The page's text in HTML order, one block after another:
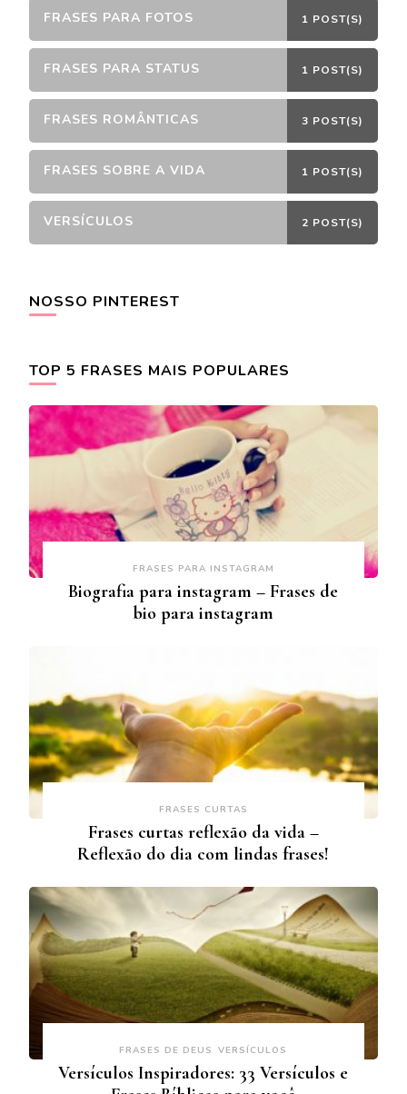
FRASES PARA FOTOS 1 POST(S)
FRASES PARA STATUS 1 POST(S)
FRASES ROMÂNTICAS 3 POST(S)
FRASES SOBRE A VIDA 1 POST(S)
VERSÍCULOS 2 POST(S)
NOSSO PINTEREST
TOP 5 FRASES MAIS POPULARES
FRASES PARA INSTAGRAM
Biografia para instagram – Frases de
bio para instagram
FRASES CURTAS
Frases curtas reflexão da vida –
Reflexão do dia com lindas frases!
FRASES DE DEUS VERSÍCULOS
Versículos Inspiradores: 33 Versículos e